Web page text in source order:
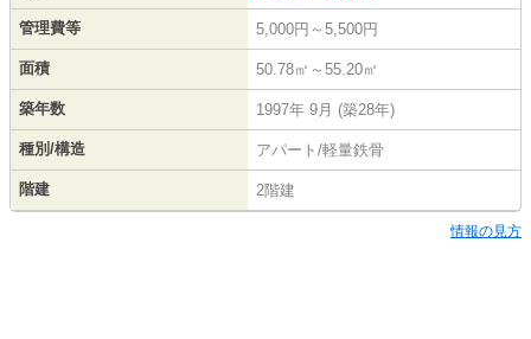
管理費等 5,000円～5,500円
面積 50.78㎡～55.20㎡
築年数 1997年 9月 (築28年)
種別/構造 アパート/軽量鉄骨
階建 2階建
情報の見方